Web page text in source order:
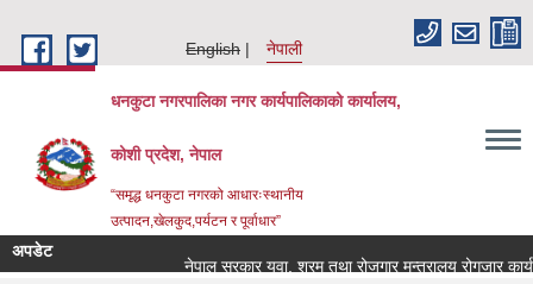
English
नेपाली
धनकुटा नगरपालिका नगर कार्यपालिकाको कार्यालय,
कोशी प्रदेश, नेपाल
“समृद्ध धनकुटा नगरको आधारःस्थानीय
उत्पादन,खेलकुद,पर्यटन र पूर्वाधार”
अपडेट
नेपाल सरकार युवा, श्रम तथा रोजगार मन्त्रालय रोगजार